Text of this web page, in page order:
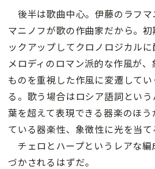
後半は歌曲中心。伊藤のラフマ
マニノフが歌の作曲家だから。
ックアップしてクロノロジカル
メロディのロマン派的な作風が
ものを重視した作風に変遷して
る。歌う場合はロシア語詞とい
葉を超えて表現できる器楽のほ
ている器楽性、象徴性に光を当て
チェロとハープというレアな
づかされるはずだ。